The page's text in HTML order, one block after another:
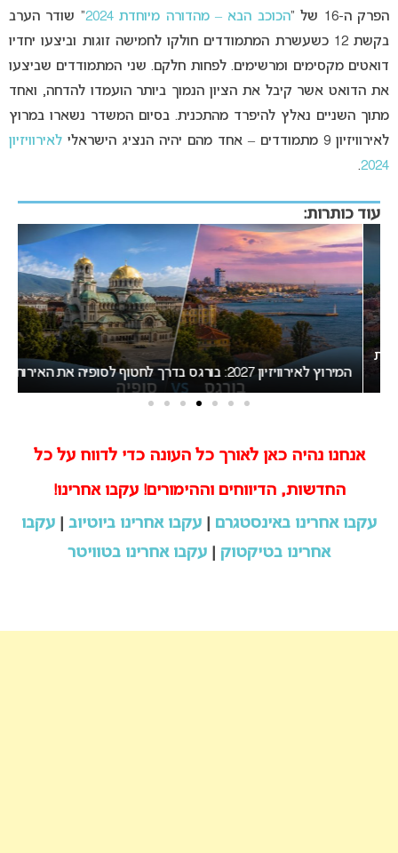
הפרק ה-16 של “ הכוכב הבא – מהדורה מיוחדת 2024
” שודר הערב
בקשת 12 כשעשרת המתמודדים חולקו לחמישה זוגות וביצעו יחדיו
דואטים מקסימים ומרשימים. לפחות חלקם. שני המתמודדים שביצעו
את הדואט אשר קיבל את הציון הנמוך ביותר הועמדו להדחה, ואחד
מתוך השניים נאלץ להיפרד מהתכנית. בסיום המשדר נשארו במרוץ
לאירוויזיון 9 מתמודדים – אחד מהם יהיה הנציג הישראלי
לאירוויזיון
2024
.
עוד כותרות:
המירוץ לאירוויזיון 2027: בורגס בדרך לחטוף לסופיה את האירוח
אנחנו נהיה כאן לאורך כל העונה כדי לדווח על כל
החדשות, הדיווחים וההימורים! עקבו אחרינו!
עקבו אחרינו באינסטגרם| עקבו אחרינו ביוטיוב|
עקבו
אחרינו בטיקטוק| עקבו אחרינו בטוויטר